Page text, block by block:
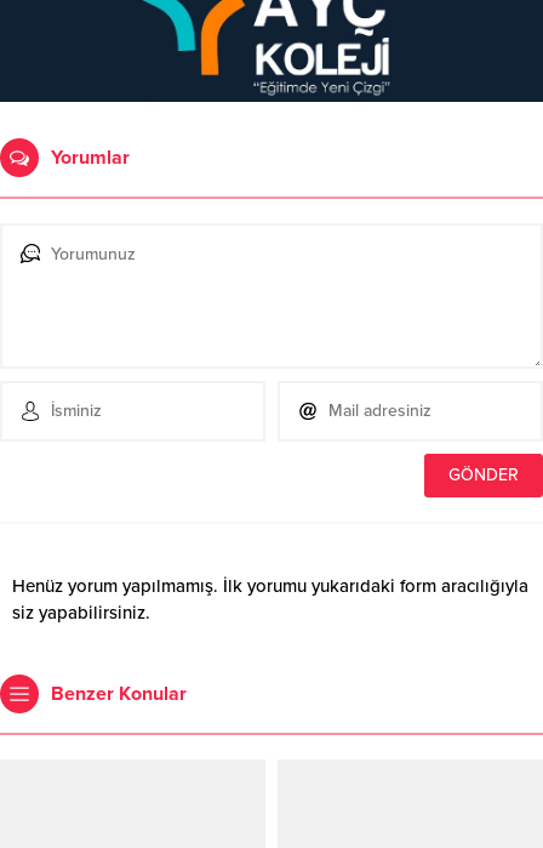
Yorumlar
Henüz yorum yapılmamış. İlk yorumu yukarıdaki form aracılığıyla
siz yapabilirsiniz.
Benzer Konular